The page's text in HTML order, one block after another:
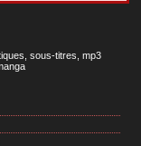
sous-titres, mp3